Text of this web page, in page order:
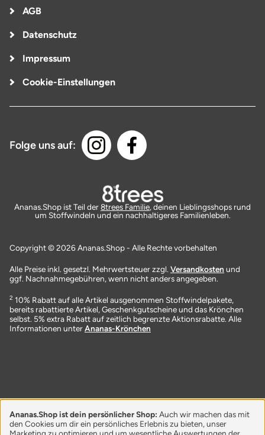
AGB
Datenschutz
Impressum
Cookie-Einstellungen
Folge uns auf:
Ananas.Shop ist Teil der8trees Familie, deinen Lieblingsshops rund
um Stoffwindeln und ein nachhaltigeres Familienleben.
Copyright © 2026 Ananas.Shop - Alle Rechte vorbehalten
Alle Preise inkl. gesetzl. Mehrwertsteuer zzgl. Versandkosten und
ggf. Nachnahmegebühren, wenn nicht anders angegeben.
2 10% Rabatt auf alle Artikel ausgenommen Stoffwindelpakete,
bereits rabattierte Artikel, Geschenkgutscheine und das Krönchen
selbst. 5% extra Rabatt auf zeitlich begrenzte Aktionsrabatte. Alle
Informationen unterAnanas-Krönchen
Ananas.Shop ist dein persönlicher Shop: Auch wir machen das mit
den Cookies um dir ein persönliches Erlebnis zu bieten, unser